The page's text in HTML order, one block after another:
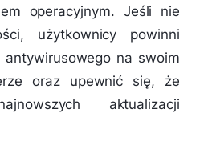
operacyjnym. Jeśli nie
użytkownicy powinni
na swoim
oraz upewnić się, że
aktualizacji